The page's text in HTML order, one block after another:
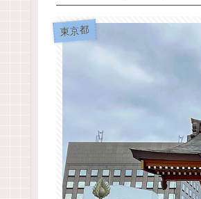
東京都